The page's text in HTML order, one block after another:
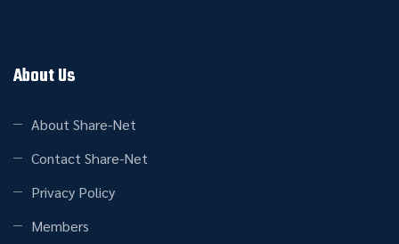
About Us
About Share-Net
Contact Share-Net
Privacy Policy
Members